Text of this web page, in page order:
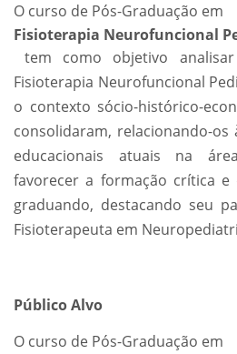
O curso de Pós-Graduação em
Fisioterapia Neurofuncional
tem como objetivo
Fisioterapia Neurofuncional
o contexto sócio-histórico-
consolidaram, relacionando-os
educacionais atuais na
favorecer a formação crítica
graduando, destacando seu
Fisioterapeuta em
Público Alvo
O curso de Pós-Graduação em